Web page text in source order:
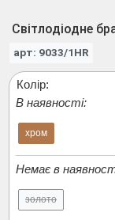
Світлодіодне
арт: 9033/1HR
Колір:
В наявності:
хром
Немає в
золото